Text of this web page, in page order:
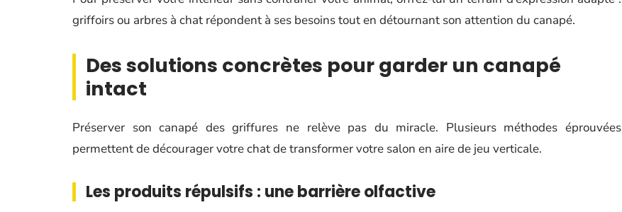
griffoirs ou arbres à chat répondent à ses besoins tout en détournant son attention du canapé.
Des solutions concrètes pour garder un canapé
intact
Préserver son canapé des griffures ne relève pas du miracle. Plusieurs méthodes éprouvées
permettent de décourager votre chat de transformer votre salon en aire de jeu verticale.
Les produits répulsifs : une barrière olfactive